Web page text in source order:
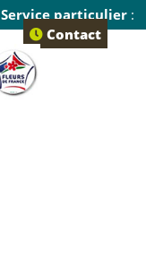
Service particulier:
Contact